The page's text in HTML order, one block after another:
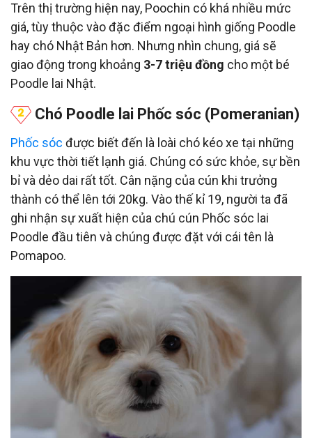
Trên thị trường hiện nay, Poochin có khá nhiều mức
giá, tùy thuộc vào đặc điểm ngoại hình giống Poodle
hay chó Nhật Bản hơn. Nhưng nhìn chung, giá sẽ
giao động trong khoảng 3-7 triệu đồng cho một bé
Poodle lai Nhật.
Chó Poodle lai Phốc sóc (Pomeranian)
Phốc sóc được biết đến là loài chó kéo xe tại những
khu vực thời tiết lạnh giá. Chúng có sức khỏe, sự bền
bỉ và dẻo dai rất tốt. Cân nặng của cún khi trưởng
thành có thể lên tới 20kg. Vào thế kỉ 19, người ta đã
ghi nhận sự xuất hiện của chú cún Phốc sóc lai
Poodle đầu tiên và chúng được đặt với cái tên là
Pomapoo.